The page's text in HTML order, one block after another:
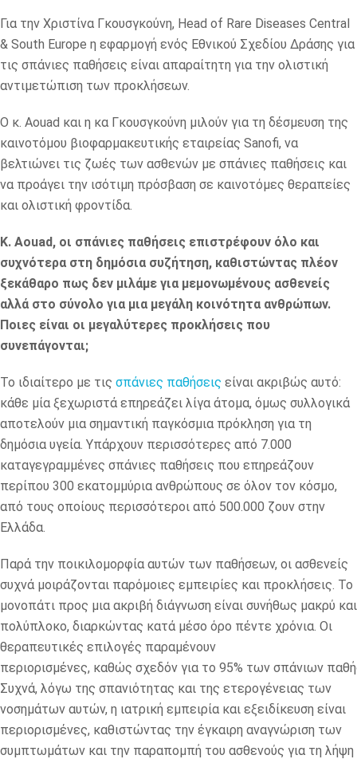
Για την Χριστίνα Γκουσγκούνη, Head of Rare Diseases Central
& South Europe η εφαρμογή ενός Εθνικού Σχεδίου Δράσης για
τις σπάνιες παθήσεις είναι απαραίτητη για την ολιστική
αντιμετώπιση των προκλήσεων.
Ο κ. Aouad και η κα Γκουσγκούνη μιλούν για τη δέσμευση της
καινοτόμου βιοφαρμακευτικής εταιρείας Sanofi, να
βελτιώνει τις ζωές των ασθενών με σπάνιες παθήσεις και
να προάγει την ισότιμη πρόσβαση σε καινοτόμες θεραπείες
και ολιστική φροντίδα.
Κ. Aouad, οι σπάνιες παθήσεις επιστρέφουν όλο και
συχνότερα στη δημόσια συζήτηση, καθιστώντας πλέον
ξεκάθαρο πως δεν μιλάμε για μεμονωμένους ασθενείς
αλλά στο σύνολο για μια μεγάλη κοινότητα ανθρώπων.
Ποιες είναι οι μεγαλύτερες προκλήσεις που
συνεπάγονται;
Το ιδιαίτερο με τις σπάνιες παθήσεις είναι ακριβώς αυτό:
κάθε μία ξεχωριστά επηρεάζει λίγα άτομα, όμως συλλογικά
αποτελούν μια σημαντική παγκόσμια πρόκληση για τη
δημόσια υγεία. Υπάρχουν περισσότερες από 7.000
καταγεγραμμένες σπάνιες παθήσεις που επηρεάζουν
περίπου 300 εκατομμύρια ανθρώπους σε όλον τον κόσμο,
από τους οποίους περισσότεροι από 500.000 ζουν στην
Ελλάδα.
Παρά την ποικιλομορφία αυτών των παθήσεων, οι ασθενείς
συχνά μοιράζονται παρόμοιες εμπειρίες και προκλήσεις. Το
μονοπάτι προς μια ακριβή διάγνωση είναι συνήθως μακρύ και
πολύπλοκο, διαρκώντας κατά μέσο όρο πέντε χρόνια. Οι
θεραπευτικές επιλογές παραμένουν
περιορισμένες, καθώς σχεδόν για το 95% των σπάνιων
Συχνά, λόγω της σπανιότητας και της ετερογένειας των
νοσημάτων αυτών, η ιατρική εμπειρία και εξειδίκευση είναι
περιορισμένες, καθιστώντας την έγκαιρη αναγνώριση των
συμπτωμάτων και την παραπομπή του ασθενούς για τη λήψη